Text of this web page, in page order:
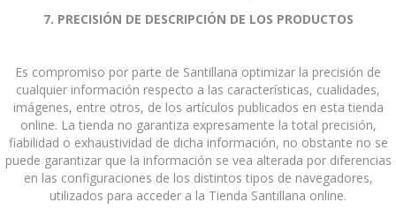
7. PRECISIÓN DE DESCRIPCIÓN DE LOS PRODUCTOS
Es compromiso por parte de Santillana optimizar la precisión de
cualquier información respecto a las características, cualidades,
imágenes, entre otros, de los artículos publicados en esta tienda
online. La tienda no garantiza expresamente la total precisión,
fiabilidad o exhaustividad de dicha información, no obstante no se
puede garantizar que la información se vea alterada por diferencias
en las configuraciones de los distintos tipos de navegadores,
utilizados para acceder a la Tienda Santillana online.